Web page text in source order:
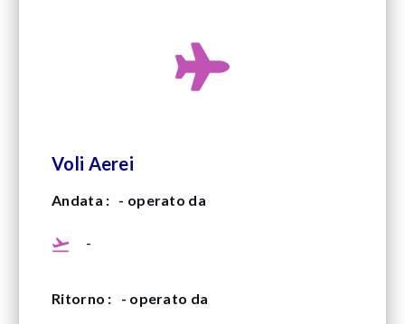
Voli Aerei
Andata : - operato da
-
Ritorno : - operato da